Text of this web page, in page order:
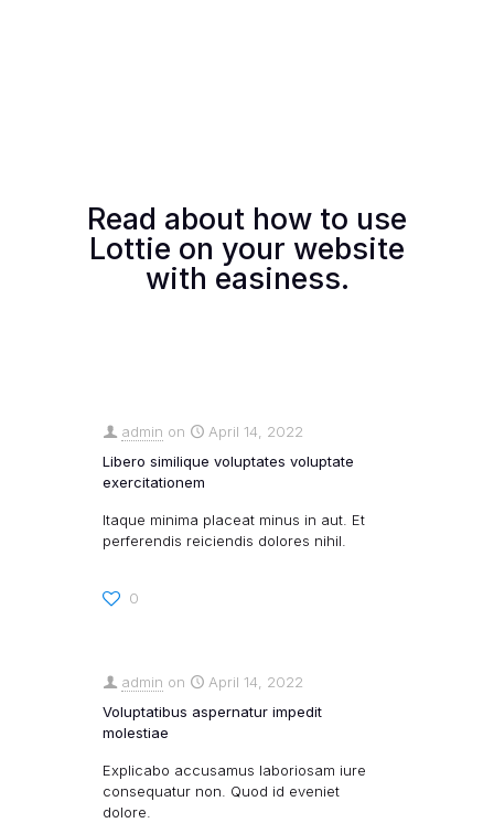
Read about how to use
Lottie on your website
with easiness.
admin on
April 14, 2022
Libero similique voluptates voluptate
exercitationem
Itaque minima placeat minus in aut. Et
perferendis reiciendis dolores nihil.
0
admin on
April 14, 2022
Voluptatibus aspernatur impedit
molestiae
Explicabo accusamus laboriosam iure
consequatur non. Quod id eveniet
dolore.